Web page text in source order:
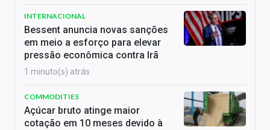
INTERNACIONAL
Bessent anuncia novas sanções
em meio a esforço para elevar
pressão econômica contra Irã
1 minuto(s) atrás
COMMODITIES
Açúcar bruto atinge maior
cotação em 10 meses devido à